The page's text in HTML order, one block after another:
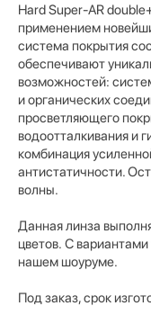
Hard Super-AR
применением
система покрытия
обеспечивают
возможностей:
и органических
просветляющего
водоотталкивания и
комбинация
антистатичности.
волны.
Данная линза
цветов. С
нашем шоуруме.
Под заказ, срок